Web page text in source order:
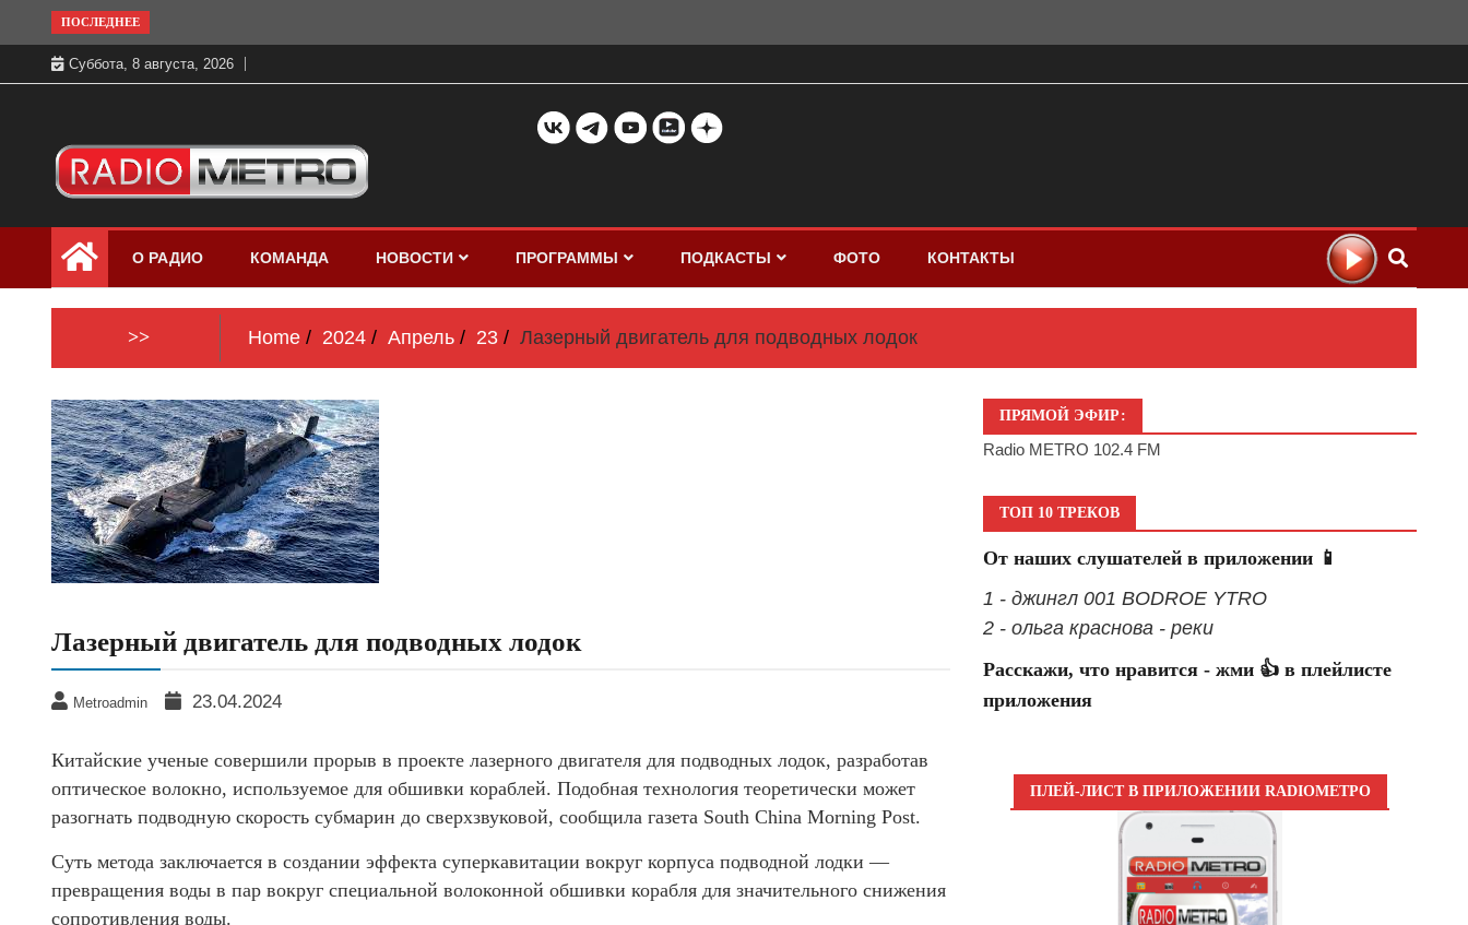
to
content
ПОСЛЕДНЕЕ
Суббота, 8 августа, 2026
Радио МЕТРО
бесплатно в хорошем качестве Санкт-
Петербург и Россия
О РАДИО КОМАНДА НОВОСТИ ПРОГРАММЫ ПОДКАСТЫ ФОТО КОНТАКТЫ
>> Home 2024 Апрель 23 Лазерный двигатель для подводных лодок
Лазерный двигатель для подводных лодок
Metroadmin 23.04.2024
Китайские ученые совершили прорыв в проекте лазерного двигателя для подводных лодок, разработав
оптическое волокно, используемое для обшивки кораблей. Подобная технология теоретически может
разогнать подводную скорость субмарин до сверхзвуковой, сообщила газета South China Morning Post.
Суть метода заключается в создании эффекта суперкавитации вокруг корпуса подводной лодки —
превращения воды в пар вокруг специальной волоконной обшивки корабля для значительного снижения
сопротивления воды.
ПРЯМОЙ ЭФИР:
Radio METRO 102.4 FM
ТОП 10 ТРЕКОВ
От наших слушателей в приложении 📱
1 - джингл 001 BODROE YTRO
2 - ольга краснова - реки
Расскажи, что нравится - жми 👍 в плейлисте
приложения
ПЛЕЙ-ЛИСТ В ПРИЛОЖЕНИИ RADIOМЕТРО